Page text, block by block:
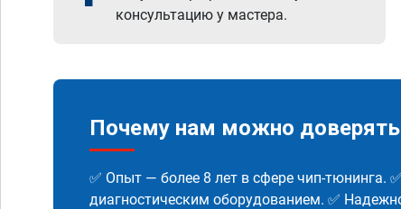
консультацию у мастера.
Почему нам можно
✅ Опыт — более 8 лет в сфере чип-тюнинга.
диагностическим оборудованием. ✅